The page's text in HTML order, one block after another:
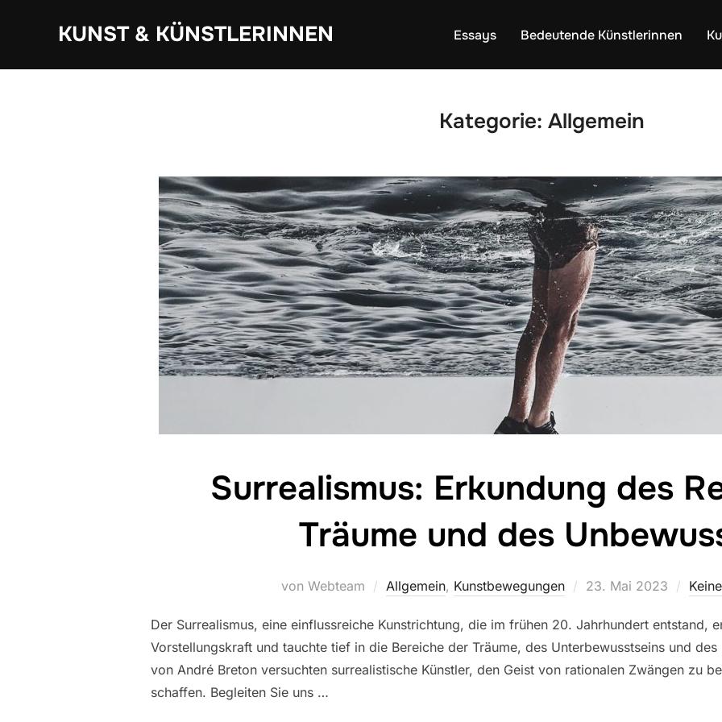
KUNST & KÜNSTLERINNEN Essays Bedeutende Künstlerinnen
Kategorie: Allgemein
Surrealismus: Erkundung des
Träume und des
von Webteam Allgemein, Kunstbewegungen
Veröffentlicht
23. Mai 2023
Der Surrealismus, eine einflussreiche Kunstrichtung, die im frühen 20. Jahrhundert entstand,
Vorstellungskraft und tauchte tief in die Bereiche der Träume, des Unterbewusstseins und
von André Breton versuchten surrealistische Künstler, den Geist von rationalen Zwängen zu
schaffen. Begleiten Sie uns …